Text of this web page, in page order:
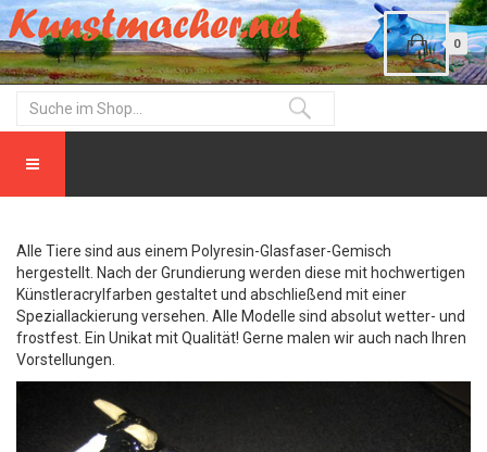
0
Alle Tiere sind aus einem Polyresin-Glasfaser-Gemisch
hergestellt. Nach der Grundierung werden diese mit hochwertigen
Künstleracrylfarben gestaltet und abschließend mit einer
Speziallackierung versehen. Alle Modelle sind absolut wetter- und
frostfest. Ein Unikat mit Qualität! Gerne malen wir auch nach Ihren
Vorstellungen.